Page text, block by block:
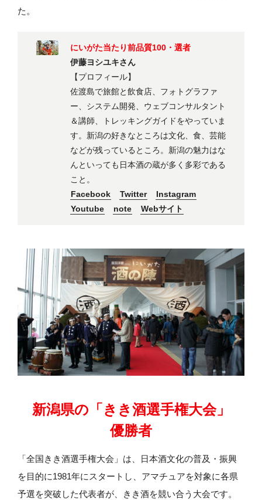
た。
にいがた当たり前品質100・選者
伊藤ヨシユキさん
【プロフィール】
佐渡島で旅館と飲食店、フォトグラファ
ー、システム開発、ウェブコンサルタント
＆講師、トレッキングガイドをやっていま
す。新潟の好きなところは文化、食、芸能
などが残っているところ。新潟の魅力はな
んといっても日本酒の蔵が多く多彩である
こと。
Facebook
Twitter
Instagram
Youtube
note Webサイト
新潟県の「きき酒選手権大会」
優勝者
「全国きき酒選手権大会」は、日本酒文化の普及・振興
を目的に1981年にスタートし、アマチュアを対象に各県
予選を突破した代表者が、きき酒を競い合う大会です。